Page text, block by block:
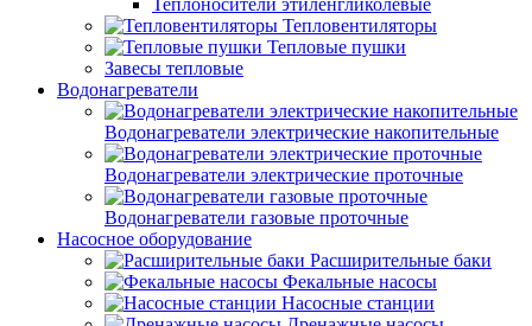
Теплоносители этиленгликолевые
Тепловентиляторы
Тепловые пушки
Завесы тепловые
Водонагреватели
Водонагреватели электрические накопительные
Водонагреватели электрические проточные
Водонагреватели газовые проточные
Насосное оборудование
Расширительные баки
Фекальные насосы
Насосные станции